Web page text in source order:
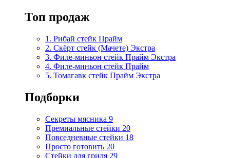
Топ продаж
1. Рибай cтейк Прайм
2. Скёрт стейк (Мачете) Экстра
3. Филе-миньон стейк Прайм Экстра
4. Филе-миньон стейк Прайм
5. Томагавк стейк Прайм Экстра
Подборки
Секреты мясника 9
Премиальные стейки 20
Повседневные стейки 18
Просто готовить 20
Стейки для гриля 29